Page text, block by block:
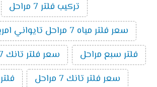
تركيب فلتر 7 مراحل
سعر فلتر مياه 7 مراحل تايواني امريكي 2020
فلتر سبع مراحل
سعر فلتر تانك 7 مراحل 2020
سعر فلتر تانك 7 مراحل
فلتر ٧ مراحل